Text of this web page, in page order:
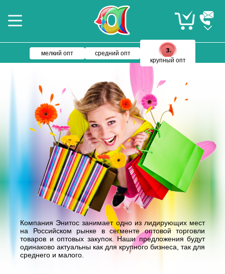
мелкий опт
средний опт
крупный опт
Компания Энитос занимает одно из лидирующих мест
на Российском рынке в сегменте оптовой торговли
товаров и оптовых закупок. Наши предложения будут
одинаково актуальны как для крупного бизнеса, так для
среднего и малого.